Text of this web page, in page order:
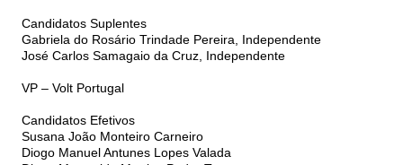
Candidatos Suplentes
Gabriela do Rosário Trindade Pereira, Independente
José Carlos Samagaio da Cruz, Independente
VP – Volt Portugal
Candidatos Efetivos
Susana João Monteiro Carneiro
Diogo Manuel Antunes Lopes Valada